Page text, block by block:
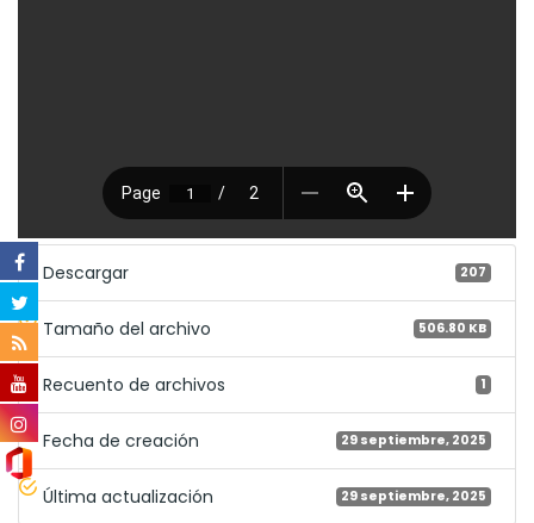
Descargar 207
Tamaño del archivo 506.80 KB
Recuento de archivos 1
Fecha de creación 29 septiembre, 2025
Última actualización 29 septiembre, 2025